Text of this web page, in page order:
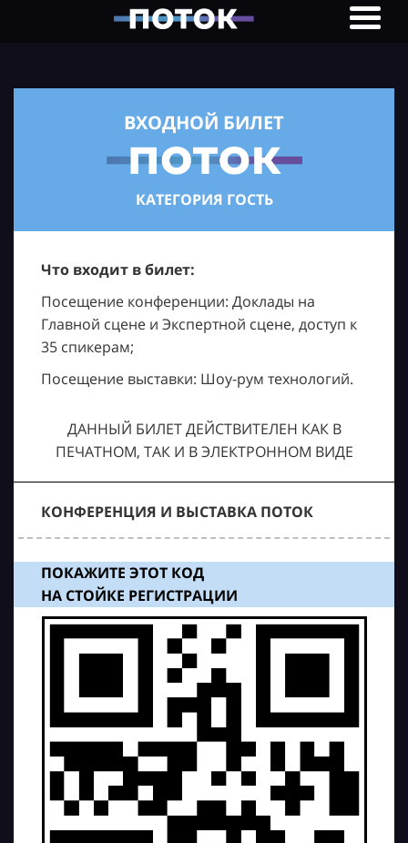
ВХОДНОЙ БИЛЕТ
КАТЕГОРИЯ ГОСТЬ
Что входит в билет:
Посещение конференции: Доклады на
Главной сцене и Экспертной сцене, доступ к
35 спикерам;
Посещение выставки: Шоу-рум технологий.
ДАННЫЙ БИЛЕТ ДЕЙСТВИТЕЛЕН КАК В
ПЕЧАТНОМ, ТАК И В ЭЛЕКТРОННОМ ВИДЕ
КОНФЕРЕНЦИЯ И ВЫСТАВКА ПОТОК
ПОКАЖИТЕ ЭТОТ КОД
НА СТОЙКЕ РЕГИСТРАЦИИ